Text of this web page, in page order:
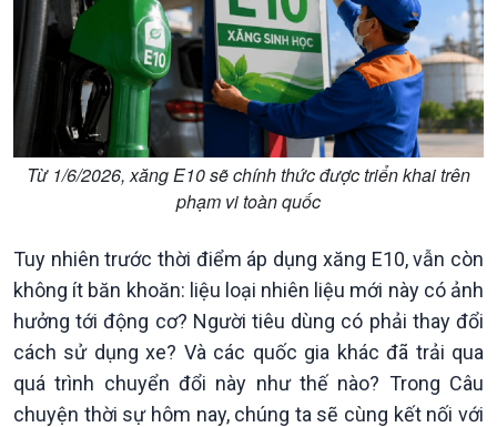
Kinh tế
Tin Kinh tế
Sức sống hàng Việt
Khởi nghiệp
Tuyên chiến với gian lận
thương mại
Nông nghiệp & Biển đảo
Tin Nông nghiệp & Biển
đảo
Biển đảo Việt Nam
Tâm tình biên giới và hải
Tìm hiểu biển, đảo Việt
Nam
Từ 1/6/2026, xăng E10 sẽ chính thức được triển khai trên
phạm vi toàn quốc
Tuy nhiên trước thời điểm áp dụng xăng E10, vẫn còn
không ít băn khoăn: liệu loại nhiên liệu mới này có ảnh
hưởng tới động cơ? Người tiêu dùng có phải thay đổi
cách sử dụng xe? Và các quốc gia khác đã trải qua
quá trình chuyển đổi này như thế nào? Trong Câu
chuyện thời sự hôm nay, chúng ta sẽ cùng kết nối với